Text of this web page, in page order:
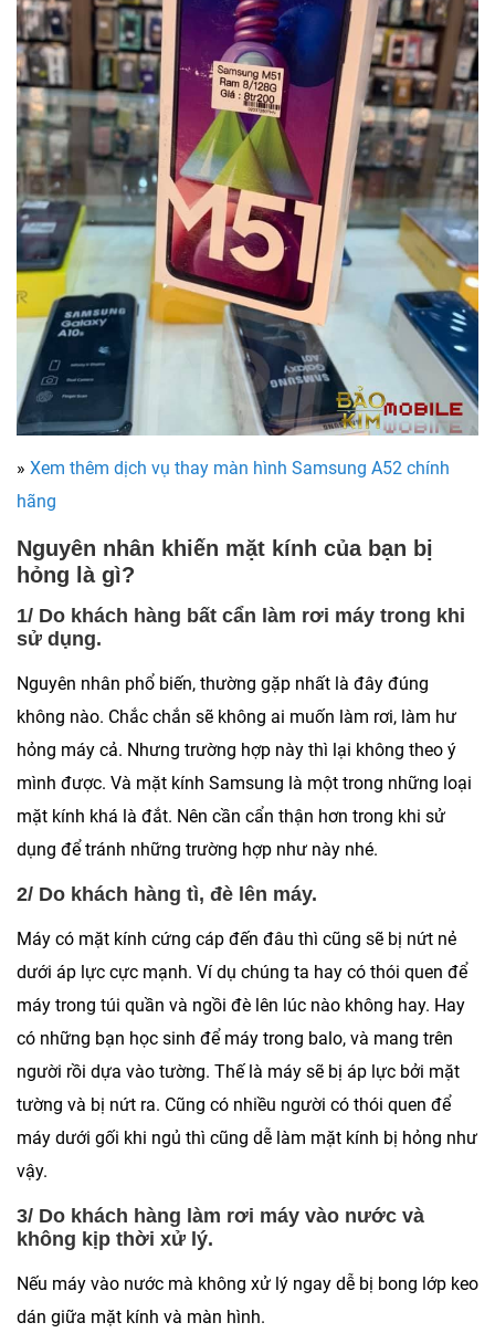
» Xem thêm dịch vụ thay màn hình Samsung A52 chính
hãng
Nguyên nhân khiến mặt kính của bạn bị
hỏng là gì?
1/ Do khách hàng bất cẩn làm rơi máy trong khi
sử dụng.
Nguyên nhân phổ biến, thường gặp nhất là đây đúng
không nào. Chắc chắn sẽ không ai muốn làm rơi, làm hư
hỏng máy cả. Nhưng trường hợp này thì lại không theo ý
mình được. Và mặt kính Samsung là một trong những loại
mặt kính khá là đắt. Nên cần cẩn thận hơn trong khi sử
dụng để tránh những trường hợp như này nhé.
2/ Do khách hàng tì, đè lên máy.
Máy có mặt kính cứng cáp đến đâu thì cũng sẽ bị nứt nẻ
dưới áp lực cực mạnh. Ví dụ chúng ta hay có thói quen để
máy trong túi quần và ngồi đè lên lúc nào không hay. Hay
có những bạn học sinh để máy trong balo, và mang trên
người rồi dựa vào tường. Thế là máy sẽ bị áp lực bởi mặt
tường và bị nứt ra. Cũng có nhiều người có thói quen để
máy dưới gối khi ngủ thì cũng dễ làm mặt kính bị hỏng như
vậy.
3/ Do khách hàng làm rơi máy vào nước và
không kịp thời xử lý.
Nếu máy vào nước mà không xử lý ngay dễ bị bong lớp keo
dán giữa mặt kính và màn hình.